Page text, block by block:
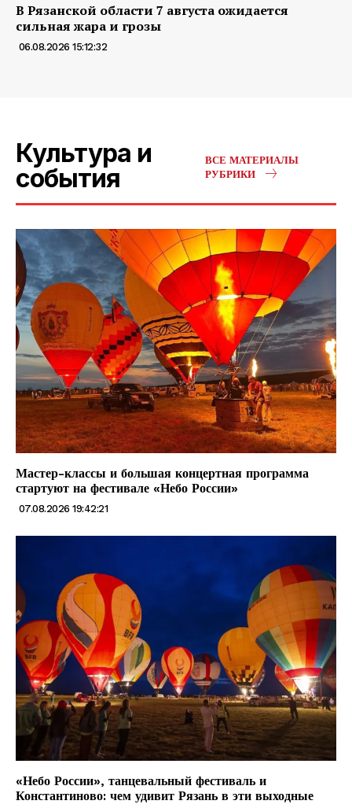
В Рязанской области 7 августа ожидается
сильная жара и грозы
06.08.2026 15:12:32
Культура и
события
ВСЕ МАТЕРИАЛЫ
РУБРИКИ
Мастер-классы и большая концертная программа
стартуют на фестивале «Небо России»
07.08.2026 19:42:21
«Небо России», танцевальный фестиваль и
Константиново: чем удивит Рязань в эти выходные